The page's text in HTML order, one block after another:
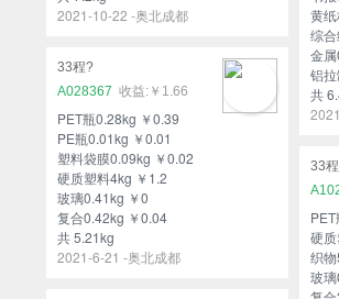
2021-10-22 -奥北成都
黄
综
金
铝
共
33程?
A028367
￥1.66
PET瓶0.28kg ￥0.39
PE瓶0.01kg ￥0.01
塑料袋膜0.09kg ￥0.02
硬质塑料4kg ￥1.2
玻璃0.41kg ￥0
复合0.42kg ￥0.04
共 5.21kg
2021-6-21 -奥北成都
33
硬
织
玻